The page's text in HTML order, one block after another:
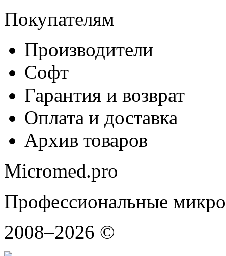
Покупателям
Производители
Софт
Гарантия и возврат
Оплата и доставка
Архив товаров
Micromed.pro
Профессиональные
2008–2026 ©